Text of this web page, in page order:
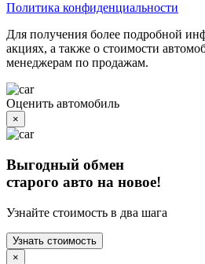
Политика конфиденциальности
Для получения более подробной
акциях, а также о стоимости
менеджерам по продажам.
Оценить автомобиль
×
Выгодный обмен
старого авто на новое!
Узнайте стоимость в два шага
Узнать стоимость
×